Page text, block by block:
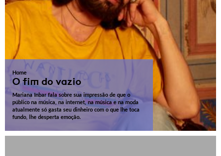
Home
O fim do vazio
Mariana Inbar fala sobre sua impressão de que o
público na música, na internet, na música e na moda
atualmente só gasta seu dinheiro com o que lhe toca
fundo, lhe desperta emoção.